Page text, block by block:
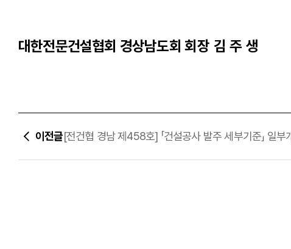
대한전문건설협회 경상남도회 회장 김 주 생
이전글[전건협 경남 제458호] 「건설공사 발주 세부기준」 일